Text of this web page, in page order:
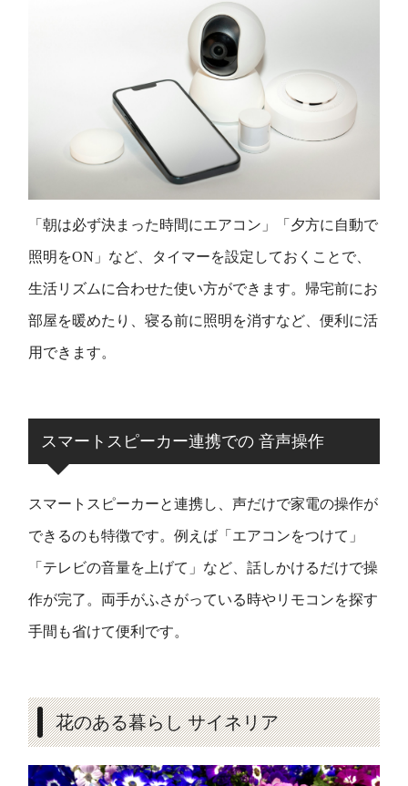
「朝は必ず決まった時間にエアコン」「夕方に自動で
照明をON」など、タイマーを設定しておくことで、
生活リズムに合わせた使い方ができます。帰宅前にお
部屋を暖めたり、寝る前に照明を消すなど、便利に活
用できます。
スマートスピーカー連携での 音声操作
スマートスピーカーと連携し、声だけで家電の操作が
できるのも特徴です。例えば「エアコンをつけて」
「テレビの音量を上げて」など、話しかけるだけで操
作が完了。両手がふさがっている時やリモコンを探す
手間も省けて便利です。
花のある暮らし サイネリア